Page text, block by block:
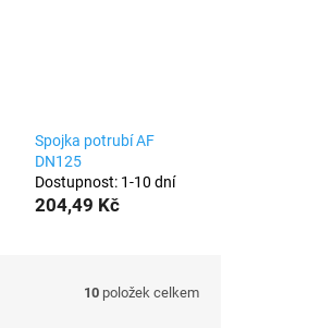
Spojka potrubí AF
DN125
Dostupnost: 1-10 dní
204,49 Kč
10 položek celkem